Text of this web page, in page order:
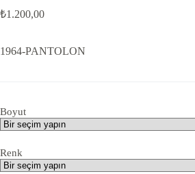
₺1.200,00
1964-PANTOLON
Boyut
Renk